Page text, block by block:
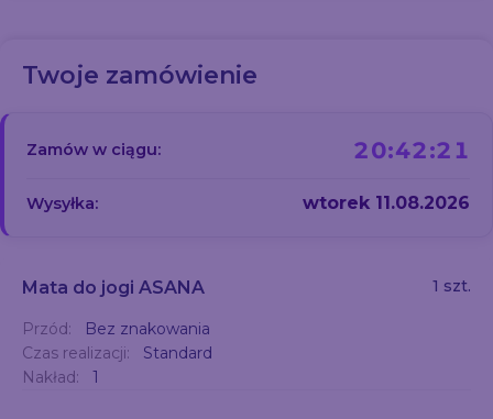
Twoje zamówienie
Zamów w ciągu: 20:42:20
Wysyłka: wtorek 11.08.2026
Mata do jogi ASANA 1 szt.
Przód:
Bez znakowania
Czas realizacji:
Standard
Nakład:
1